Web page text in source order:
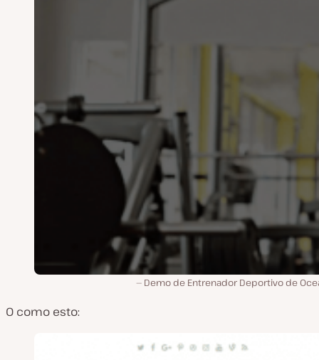
Demo de Entrenador Deportivo de
O como esto: